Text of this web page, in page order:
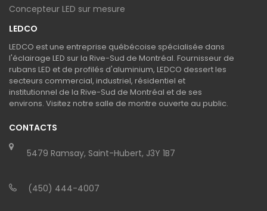
Concepteur LED sur mesure
LEDCO
LEDCO est une entreprise québécoise spécialisée dans
l'éclairage LED sur la Rive-Sud de Montréal. Fournisseur de
rubans LED et de profilés d'aluminium, LEDCO dessert les
secteurs commercial, industriel, résidentiel et
institutionnel de la Rive-Sud de Montréal et de ses
environs. Visitez notre salle de montre ouverte au public.
CONTACTS
5479 Ramsay, Saint-Hubert, J3Y 1B7
(450) 444-4007